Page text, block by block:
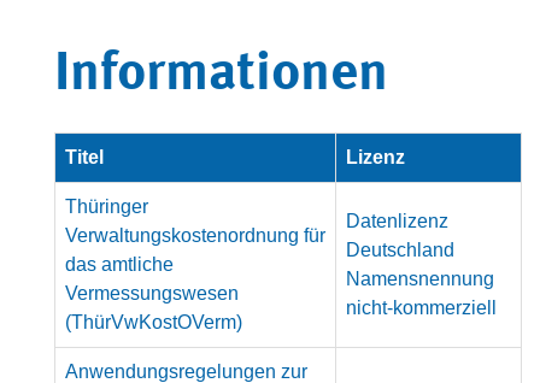
Informationen
Titel Lizenz
Thüringer
Verwaltungskostenordnung für
das amtliche
Vermessungswesen
(ThürVwKostOVerm)
Datenlizenz
Deutschland
Namensnennung
nicht-kommerziell
Anwendungsregelungen zur